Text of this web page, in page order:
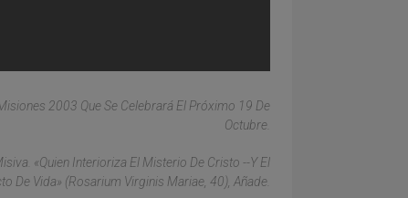
2003 Que Se Celebrará El Próximo 19 De
Octubre.
«Quien Interioriza El Misterio De Cristo --Y El
De Vida» (Rosarium Virginis Mariae, 40), Añade.